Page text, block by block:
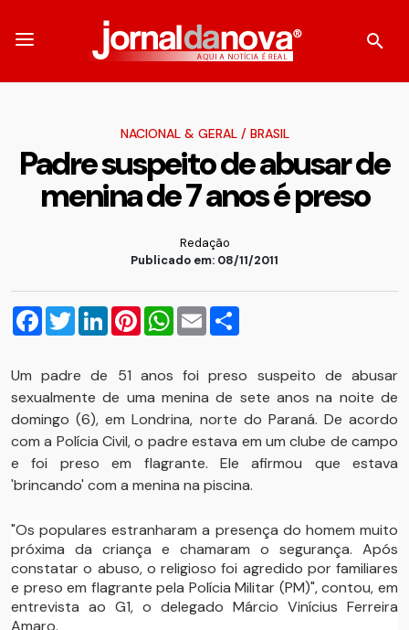
NACIONAL & GERAL/ BRASIL
Padre suspeito de abusar de
menina de 7 anos é preso
Redação
Publicado em: 08/11/2011
Facebook
TwitterLinkedInPinterestWhatsApp
Email
Um padre de 51 anos foi preso suspeito de abusar
sexualmente de uma menina de sete anos na noite de
domingo (6), em Londrina, norte do Paraná. De acordo
com a Polícia Civil, o padre estava em um clube de campo
e foi preso em flagrante. Ele afirmou que estava
'brincando' com a menina na piscina.
"Os populares estranharam a presença do homem muito
próxima da criança e chamaram o segurança. Após
constatar o abuso, o religioso foi agredido por familiares
e preso em flagrante pela Polícia Militar (PM)", contou, em
entrevista ao G1, o delegado Márcio Vinícius Ferreira
Amaro.